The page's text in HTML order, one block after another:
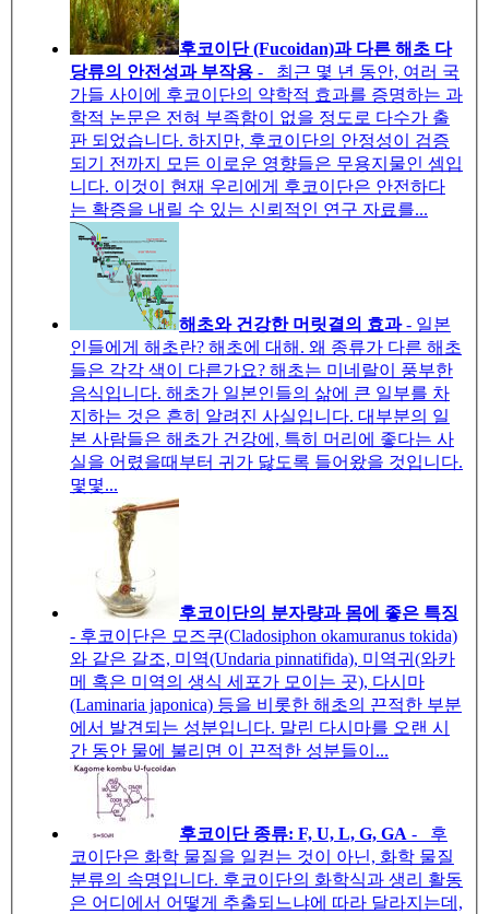
후코이단 (Fucoidan)과 다른 해초 다
당류의 안전성과 부작용 - 최근 몇 년 동안, 여러 국
가들 사이에 후코이단의 약학적 효과를 증명하는 과
학적 논문은 전혀 부족함이 없을 정도로 다수가 출
판 되었습니다. 하지만, 후코이단의 안정성이 검증
되기 전까지 모든 이로운 영향들은 무용지물인 셈입
니다. 이것이 현재 우리에게 후코이단은 안전하다
는 확증을 내릴 수 있는 신뢰적인 연구 자료를...
해초와 건강한 머릿결의 효과- 일본
인들에게 해초란? 해초에 대해. 왜 종류가 다른 해초
들은 각각 색이 다른가요? 해초는 미네랄이 풍부한
음식입니다. 해초가 일본인들의 삶에 큰 일부를 차
지하는 것은 흔히 알려진 사실입니다. 대부분의 일
본 사람들은 해초가 건강에, 특히 머리에 좋다는 사
실을 어렸을때부터 귀가 닳도록 들어왔을 것입니다.
몇몇...
후코이단의 분자량과 몸에 좋은 특징
- 후코이단은 모즈쿠(Cladosiphon okamuranus tokida)
와 같은 갈조, 미역(Undaria pinnatifida), 미역귀(와카
메 혹은 미역의 생식 세포가 모이는 곳), 다시마
(Laminaria japonica) 등을 비롯한 해초의 끈적한 부분
에서 발견되는 성분입니다. 말린 다시마를 오랜 시
간 동안 물에 불리면 이 끈적한 성분들이...
후코이단 종류: F, U, L, G, GA - 후
코이단은 화학 물질을 일컫는 것이 아닌, 화학 물질
분류의 속명입니다. 후코이단의 화학식과 생리 활동
은 어디에서 어떻게 추출되느냐에 따라 달라지는데,